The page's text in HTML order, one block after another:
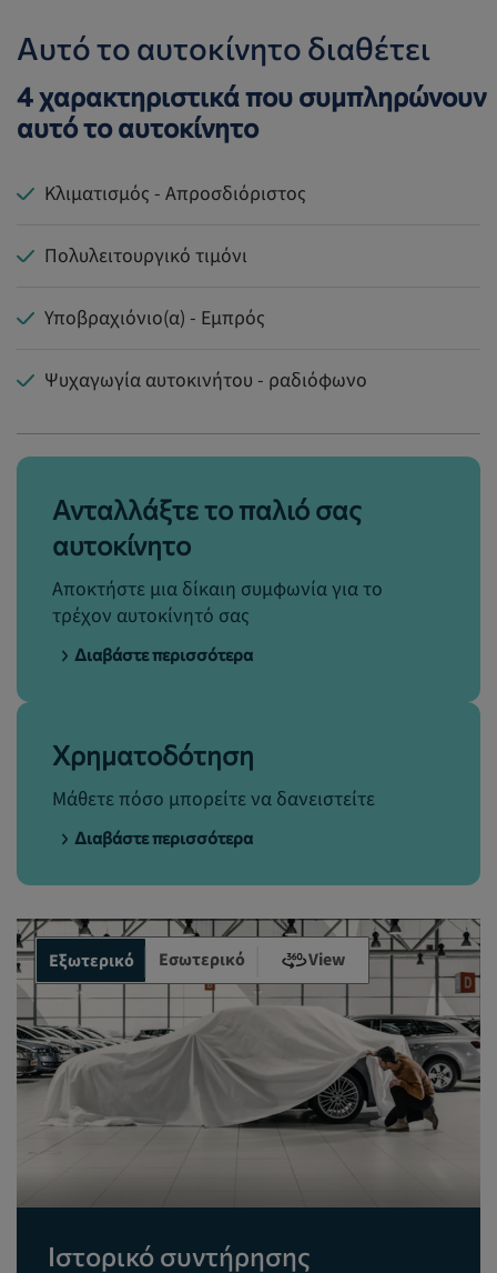
Αυτό το αυτοκίνητο διαθέτει
4 χαρακτηριστικά που συμπληρώνουν
αυτό το αυτοκίνητο
Κλιματισμός - Απροσδιόριστος
Πολυλειτουργικό τιμόνι
Υποβραχιόνιο(α) - Εμπρός
Ψυχαγωγία αυτοκινήτου - ραδιόφωνο
Ανταλλάξτε το παλιό σας
αυτοκίνητο
Αποκτήστε μια δίκαιη συμφωνία για το
τρέχον αυτοκίνητό σας
Διαβάστε περισσότερα
Χρηματοδότηση
Μάθετε πόσο μπορείτε να δανειστείτε
Διαβάστε περισσότερα
Εξωτερικό Εσωτερικό View
Ιστορικό συντήρησης